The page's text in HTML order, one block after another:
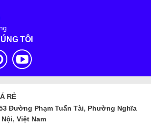
TÔI
RẺ
Đường Phạm Tuấn Tài, Phường Nghĩa
Việt Nam